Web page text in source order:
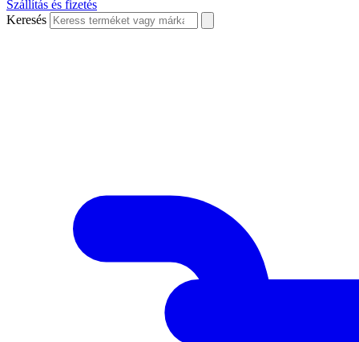
Szállítás és fizetés
Keresés